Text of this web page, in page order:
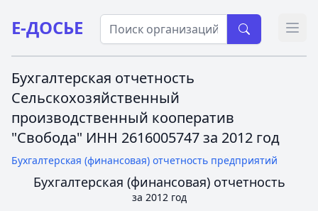
Е-ДОСЬЕ
Бухгалтерская отчетность
Сельскохозяйственный
производственный кооператив
"Свобода" ИНН 2616005747 за 2012 год
Бухгалтерская (финансовая) отчетность предприятий
Бухгалтерская (финансовая) отчетность
за 2012 год